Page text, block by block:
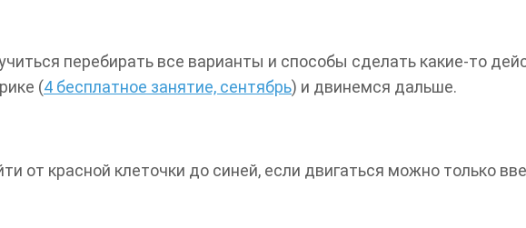
перебирать все варианты и способы сделать какие-то
(4 бесплатное занятие, сентябрь) и двинемся дальше.
от красной клеточки до синей, если двигаться можно только